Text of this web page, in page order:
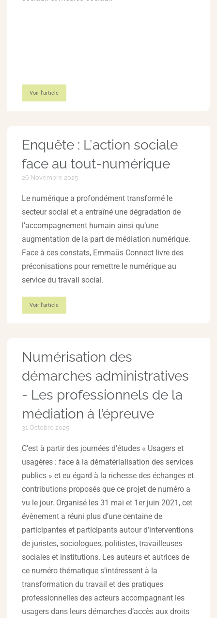
Voir l'article
Enquête : L'action sociale
face au tout-numérique
26 Novembre 2025
Le numérique a profondément transformé le
secteur social et a entraîné une dégradation de
l’accompagnement humain ainsi qu’une
augmentation de la part de médiation numérique.
Face à ces constats, Emmaüs Connect livre des
préconisations pour remettre le numérique au
service du travail social.
Voir l'article
Numérisation des
démarches administratives
- Les professionnels de la
médiation à l’épreuve
31 Octobre 2025
C’est à partir des journées d’études « Usagers et
usagères : face à la dématérialisation des services
publics » et eu égard à la richesse des échanges et
contributions proposés que ce projet de numéro a
vu le jour. Organisé les 31 mai et 1er juin 2021, cet
évènement a réuni plus d’une centaine de
participantes et participants autour d’interventions
de juristes, sociologues, politistes, travailleuses
sociales et institutions. Les auteurs et autrices de
ce numéro thématique s’intéressent à la
transformation du travail et des pratiques
professionnelles des acteurs accompagnant les
usagers dans leurs démarches d’accès aux droits